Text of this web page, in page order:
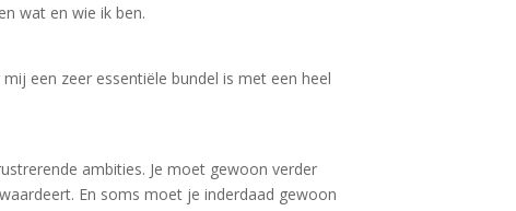
wat en wie ik ben.
een zeer essentiële bundel is met een heel
ambities. Je moet gewoon verder
En soms moet je inderdaad gewoon